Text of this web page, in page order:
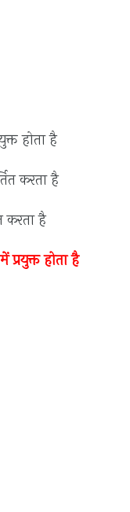
होताहै
करताहै
करताहै
मेंप्रयुक्तहोताहै